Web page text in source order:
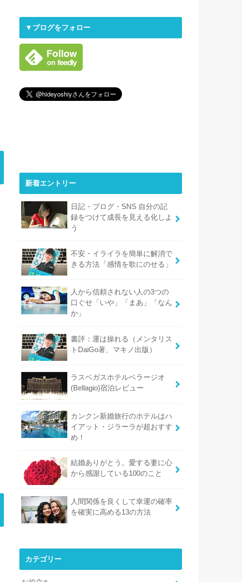
▼ブログをフォロー
新着エントリー
日記・ブログ・SNS 自分の記
録をつけて成長を見える化しよ
う
不安・イライラを簡単に解消で
きる方法「感情を歌にのせる」
人から信頼されない人の3つの
口ぐせ「いや」「まあ」「なん
か」
書評：運は操れる（メンタリス
トDaiGo著、マキノ出版）
ラスベガスホテルベラージオ
(Bellagio)宿泊レビュー
カンクン新婚旅行のホテルはハ
イアット・ジラーラが超おすす
め！
結婚ありがとう。愛する妻に心
から感謝している100のこと
人間関係を良くして幸運の確率
を確実に高める13の方法
カテゴリー